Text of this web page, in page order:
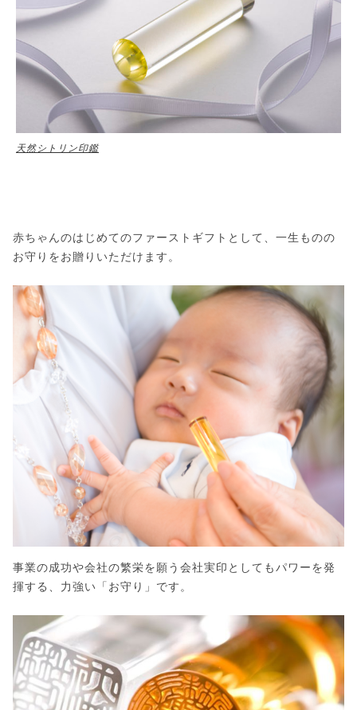
天然シトリン印鑑
赤ちゃんのはじめてのファーストギフトとして、一生ものの
お守りをお贈りいただけます。
事業の成功や会社の繁栄を願う会社実印としてもパワーを発
揮する、力強い「お守り」です。